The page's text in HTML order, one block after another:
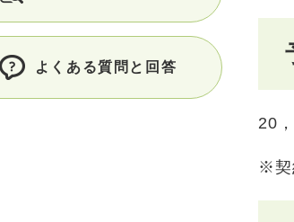
20
※契
よくある質問と回答